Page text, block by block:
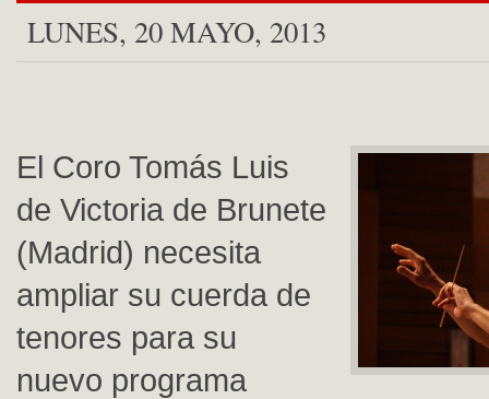
LUNES, 20 MAYO, 2013
El Coro Tomás Luis
de Victoria de Brunete
(Madrid) necesita
ampliar su cuerda de
tenores para su
nuevo programa